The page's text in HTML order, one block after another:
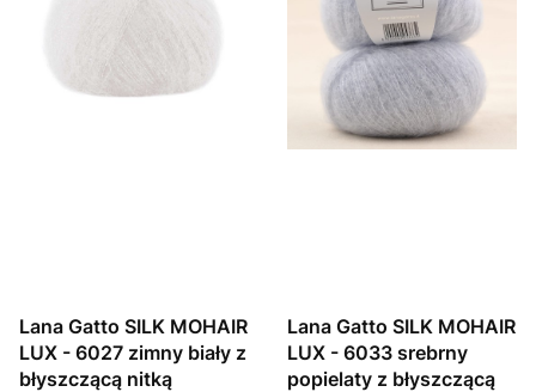
Lana Gatto SILK MOHAIR
LUX - 6027 zimny biały z
błyszczącą nitką
Lana Gatto SILK MOHAIR
LUX - 6033 srebrny
popielaty z błyszczącą